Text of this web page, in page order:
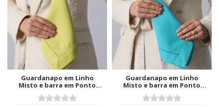
Guardanapo em Linho
Misto e barra em Ponto
Ajour Pistache
Guardanapo em Linho
Misto e barra em Ponto
Ajour Tiffany